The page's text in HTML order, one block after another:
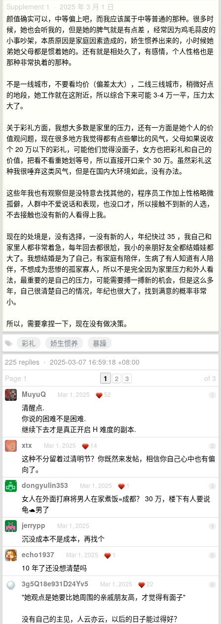
Supplement 1 · 2025 年 3 月 1 日
颜值确实可以，中等偏上吧，而我应该属于中等普通的那种。很多时
候，她也会听我的，但是她的脾气就是有点差 ，经常因为鸡毛蒜皮的
小事吵架，本质原因是家庭因素造成的，娇生惯养出来的，小时候她
弟她父母都是惯着她的。还有就是相处久了，有感情，个人性格也是
那种非常执着的那种。
不是一线城市，不要看均价（偏差太大），二线三线城市，稍微好点
的地段，她工作就在这附近，所以综合下来可能 3-4 万一平，压力太
大了。
关于彩礼方面，我想大多数是家里的压力，还有一方面是她个人的价
值观问题，现在很多地方我觉得都有点些攀比的风气，父母如果说收
个 20 万以下的彩礼，可能他们觉得没面子，女方也把彩礼和自己的
价值，把看不看重她划等号，所以直接开口来个 30 万。虽然彩礼这
种我很唾弃这类风气，但是在国内大环境如此，没有办法。
这些年我也有观察但是没特意去找其他的，程序员工作加上性格略微
孤僻，人群中不爱说话和表现，也没口才，所以接触不到新的人选，
不去接触也没有新的人看得上我。
现在的处境是，没有选择，一没有新的人，年纪快过 35 ，我自己和
家里人都非常着急，每年回去都很尬，我小的亲朋好友全都结婚娃都
大了。我想结婚是为了自己，有家庭有陪伴，生病了有人知道有人陪
伴，不想成为悲惨的孤家寡人，所以不是完全因为家里压力和外人看
法，最重要的是自己的压力，可能需要搏一搏新的机会，但是这么多
年，自己很清楚自己的情况，年纪也很大了，找到满意的概率非常
小。
所以，需要拿捏一下，现在没有做决策。
彩礼
娇生惯养
暴躁
225 replies • 2025-03-07 16:59:18 +08:00
Page 1
of 3
1 2 3
1
MuyuQ Mar 1, 2025 52
清醒点.
你说的困难不是困难.
继续下去才是真正开启 H 难度的副本.
2
xtx Mar 1, 2025 14
这种不分留着过清明节？你既然来发帖，相信你自己心中也有偏
向了。
3
dongyulin353 Mar 1, 2025 1
女人在外面打麻将男人在家煮饭=成都？ 30 万，楼下有人要说
龟🐢男了
4
jerrypp Mar 1, 2025
沉没成本不是成本，再找个
5
echo1937 Mar 1, 2025 1
10 年了还没想清楚吗
6
3g5Q18e931D24Yv5 Mar 1, 2025 22
"她观点是她要比她周围的亲戚朋友高，才觉得有面子"
没有自己的主见，人云亦云，以后的日子能过得好？